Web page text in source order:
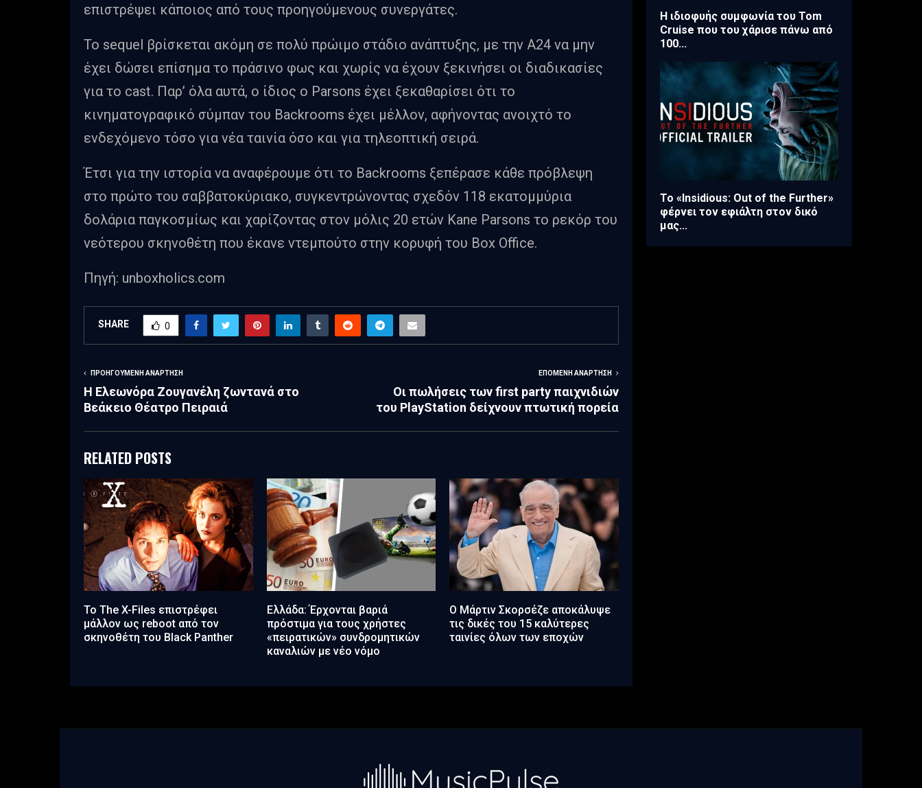
επιστρέψει κάποιος από τους προηγούμενους συνεργάτες.
Το sequel βρίσκεται ακόμη σε πολύ πρώιμο στάδιο ανάπτυξης, με την A24 να μην
έχει δώσει επίσημα το πράσινο φως και χωρίς να έχουν ξεκινήσει οι διαδικασίες
για το cast. Παρ’ όλα αυτά, ο ίδιος ο Parsons έχει ξεκαθαρίσει ότι το
κινηματογραφικό σύμπαν του Backrooms έχει μέλλον, αφήνοντας ανοιχτό το
ενδεχόμενο τόσο για νέα ταινία όσο και για τηλεοπτική σειρά.
Έτσι για την ιστορία να αναφέρουμε ότι το Backrooms ξεπέρασε κάθε πρόβλεψη
στο πρώτο του σαββατοκύριακο, συγκεντρώνοντας σχεδόν 118 εκατομμύρια
δολάρια παγκοσμίως και χαρίζοντας στον μόλις 20 ετών Kane Parsons το ρεκόρ του
νεότερου σκηνοθέτη που έκανε ντεμπούτο στην κορυφή του Βox Οffice.
Πηγή: unboxholics.com
SHARE 0
ΠΡΟΗΓΟΎΜΕΝΗ ΑΝΆΡΤΗΣΗ
Η Ελεωνόρα Ζουγανέλη ζωντανά στο
Βεάκειο Θέατρο Πειραιά
ΕΠΌΜΕΝΗ ΑΝΆΡΤΗΣΗ
Οι πωλήσεις των first party παιχνιδιών
του PlayStation δείχνουν πτωτική πορεία
RELATED POSTS
Το The X-Files επιστρέφει
μάλλον ως reboot από τον
σκηνοθέτη του Black Panther
Ελλάδα: Έρχονται βαριά
πρόστιμα για τους χρήστες
«πειρατικών» συνδρομητικών
καναλιών με νέο νόμο
Ο Μάρτιν Σκορσέζε αποκάλυψε
τις δικές του 15 καλύτερες
ταινίες όλων των εποχών
Η ιδιοφυής συμφωνία του Tom
Cruise που του χάρισε πάνω από
100...
Το «Insidious: Out of the Further»
φέρνει τον εφιάλτη στον δικό
μας...